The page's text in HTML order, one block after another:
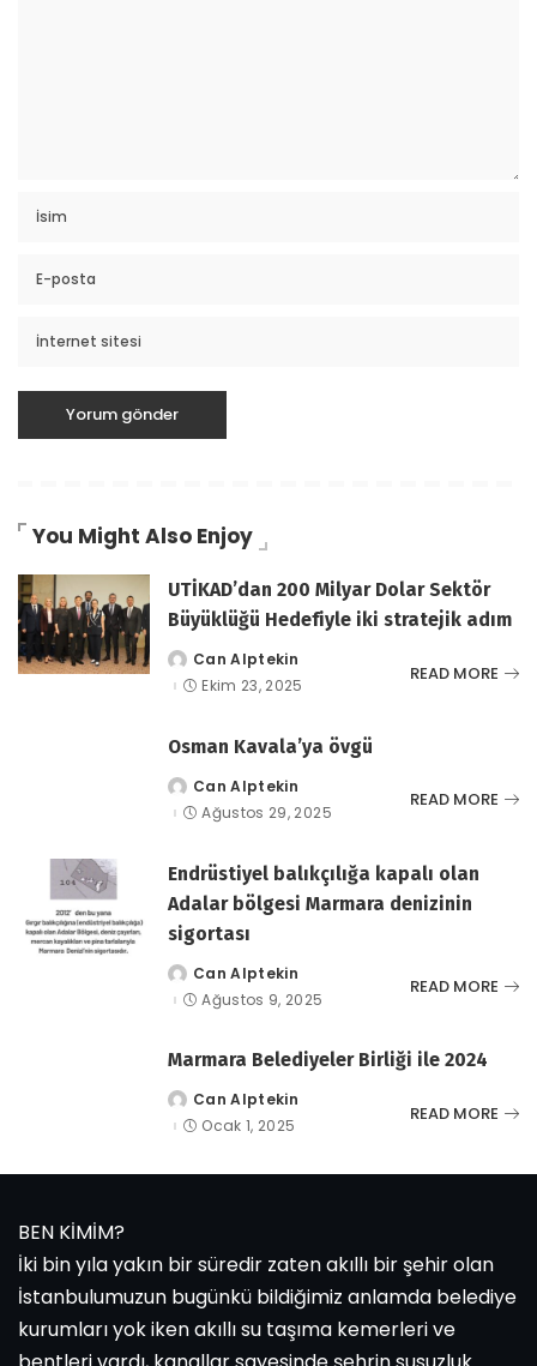
You Might Also Enjoy
UTİKAD’dan 200 Milyar Dolar Sektör
Büyüklüğü Hedefiyle iki stratejik adım
tarafından
gönderildi
Can Alptekin
Ekim 23, 2025
READ MORE
Osman Kavala’ya övgü
tarafından
gönderildi
Can Alptekin
Ağustos 29, 2025
READ MORE
Endrüstiyel balıkçılığa kapalı olan
Adalar bölgesi Marmara denizinin
sigortası
tarafından
gönderildi
Can Alptekin
Ağustos 9, 2025
READ MORE
Marmara Belediyeler Birliği ile 2024
tarafından
gönderildi
Can Alptekin
Ocak 1, 2025
READ MORE
BEN KİMİM?
İki bin yıla yakın bir süredir zaten akıllı bir şehir olan
İstanbulumuzun bugünkü bildiğimiz anlamda belediye
kurumları yok iken akıllı su taşıma kemerleri ve